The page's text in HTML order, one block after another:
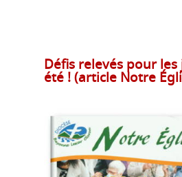
Défis relevés pour les
été ! (article Notre